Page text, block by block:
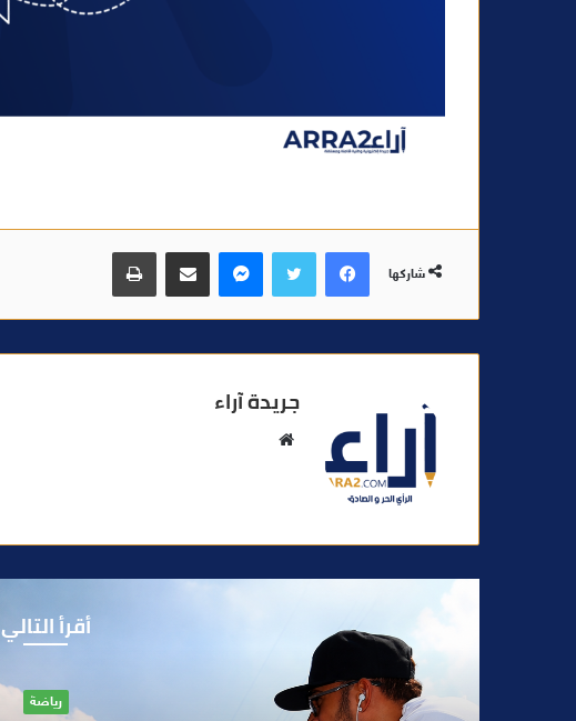
شاركها
فيسبوك
جريدة آراء
ا
أقرأ التالي
آراء